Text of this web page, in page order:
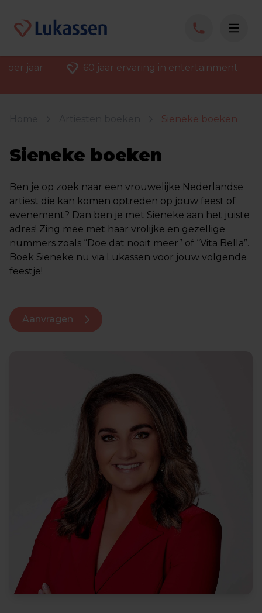
per jaar 60 jaar ervaring in entertainment
Sieneke boeken
Sieneke boeken
Ben je op zoek naar een vrouwelijke Nederlandse
artiest die kan komen optreden op jouw feest of
evenement? Dan ben je met Sieneke aan het juiste
adres! Zing mee met haar vrolijke en gezellige
nummers zoals “Doe dat nooit meer” of “Vita Bella”.
Boek Sieneke nu via Lukassen voor jouw volgende
feestje!
Aanvragen